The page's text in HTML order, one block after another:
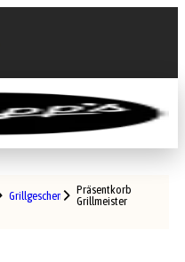
0
Grillgeschenke Präsentkorb
Grillmeister